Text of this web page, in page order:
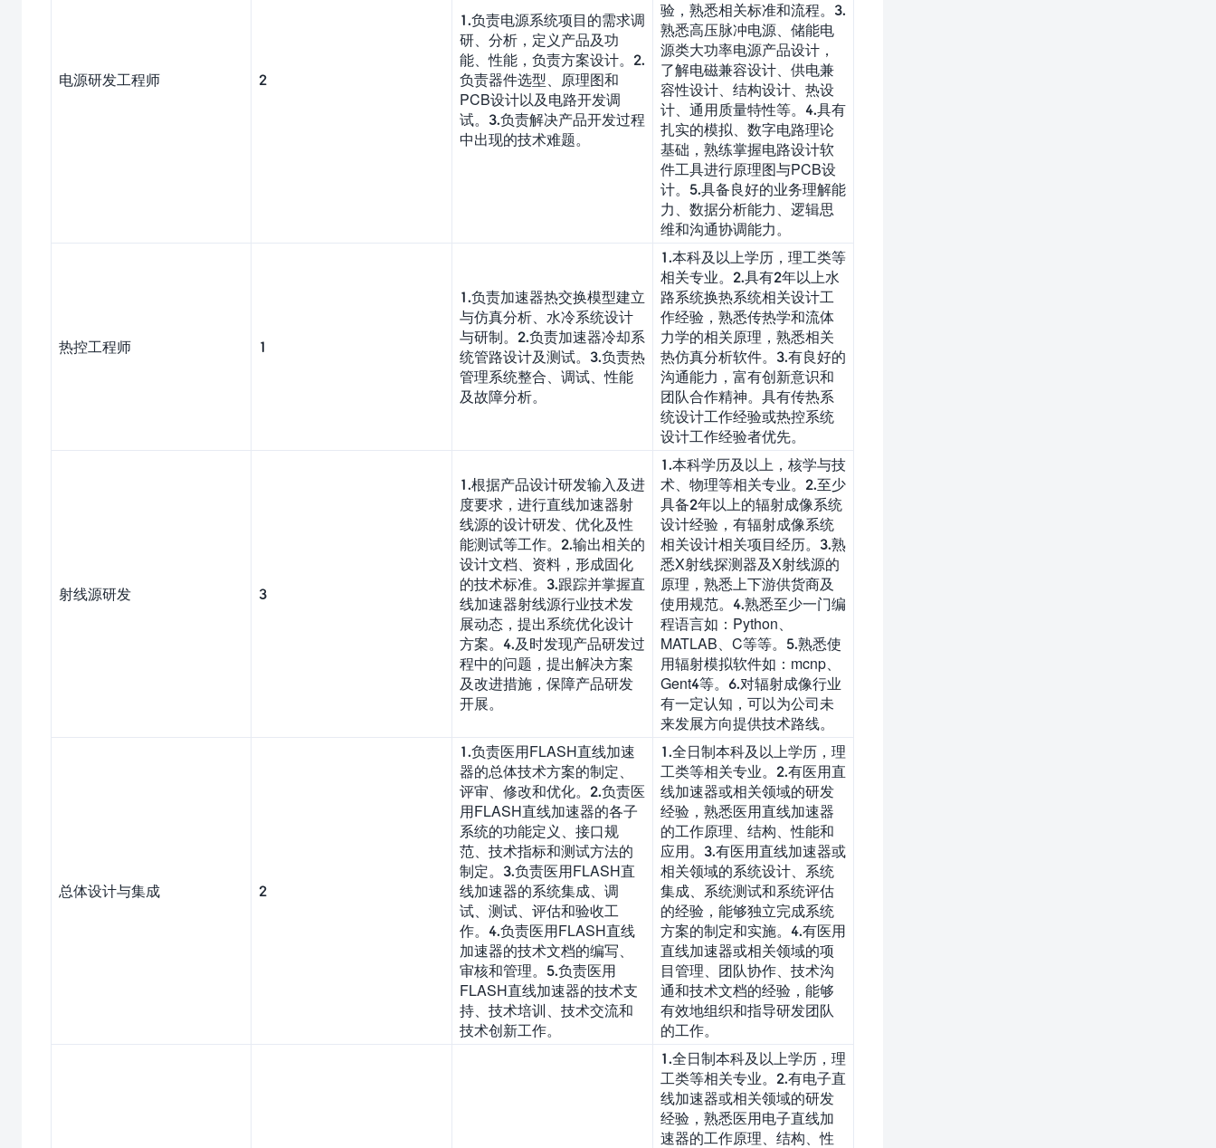
电源研发工程师 2
1.负责电源系统项目的需求调
研、分析，定义产品及功
能、性能，负责方案设计。2.
负责器件选型、原理图和
PCB设计以及电路开发调
试。3.负责解决产品开发过程
中出现的技术难题。
验，熟悉相关标准和流程。3.
熟悉高压脉冲电源、储能电
源类大功率电源产品设计，
了解电磁兼容设计、供电兼
容性设计、结构设计、热设
计、通用质量特性等。4.具有
扎实的模拟、数字电路理论
基础，熟练掌握电路设计软
件工具进行原理图与PCB设
计。5.具备良好的业务理解能
力、数据分析能力、逻辑思
维和沟通协调能力。
热控工程师 1
1.负责加速器热交换模型建立
与仿真分析、水冷系统设计
与研制。2.负责加速器冷却系
统管路设计及测试。3.负责热
管理系统整合、调试、性能
及故障分析。
1.本科及以上学历，理工类等
相关专业。2.具有2年以上水
路系统换热系统相关设计工
作经验，熟悉传热学和流体
力学的相关原理，熟悉相关
热仿真分析软件。3.有良好的
沟通能力，富有创新意识和
团队合作精神。具有传热系
统设计工作经验或热控系统
设计工作经验者优先。
射线源研发 3
1.根据产品设计研发输入及进
度要求，进行直线加速器射
线源的设计研发、优化及性
能测试等工作。2.输出相关的
设计文档、资料，形成固化
的技术标准。3.跟踪并掌握直
线加速器射线源行业技术发
展动态，提出系统优化设计
方案。4.及时发现产品研发过
程中的问题，提出解决方案
及改进措施，保障产品研发
开展。
1.本科学历及以上，核学与技
术、物理等相关专业。2.至少
具备2年以上的辐射成像系统
设计经验，有辐射成像系统
相关设计相关项目经历。3.熟
悉X射线探测器及X射线源的
原理，熟悉上下游供货商及
使用规范。4.熟悉至少一门编
程语言如：Python、
MATLAB、C等等。5.熟悉使
用辐射模拟软件如：mcnp、
Gent4等。6.对辐射成像行业
有一定认知，可以为公司未
来发展方向提供技术路线。
总体设计与集成 2
1.负责医用FLASH直线加速
器的总体技术方案的制定、
评审、修改和优化。2.负责医
用FLASH直线加速器的各子
系统的功能定义、接口规
范、技术指标和测试方法的
制定。3.负责医用FLASH直
线加速器的系统集成、调
试、测试、评估和验收工
作。4.负责医用FLASH直线
加速器的技术文档的编写、
审核和管理。5.负责医用
FLASH直线加速器的技术支
持、技术培训、技术交流和
技术创新工作。
1.全日制本科及以上学历，理
工类等相关专业。2.有医用直
线加速器或相关领域的研发
经验，熟悉医用直线加速器
的工作原理、结构、性能和
应用。3.有医用直线加速器或
相关领域的系统设计、系统
集成、系统测试和系统评估
的经验，能够独立完成系统
方案的制定和实施。4.有医用
直线加速器或相关领域的项
目管理、团队协作、技术沟
通和技术文档的经验，能够
有效地组织和指导研发团队
的工作。
1.全日制本科及以上学历，理
工类等相关专业。2.有电子直
线加速器或相关领域的研发
经验，熟悉医用电子直线加
速器的工作原理、结构、性